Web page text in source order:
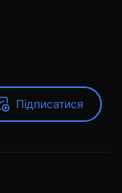
Підписатися
Підписатися